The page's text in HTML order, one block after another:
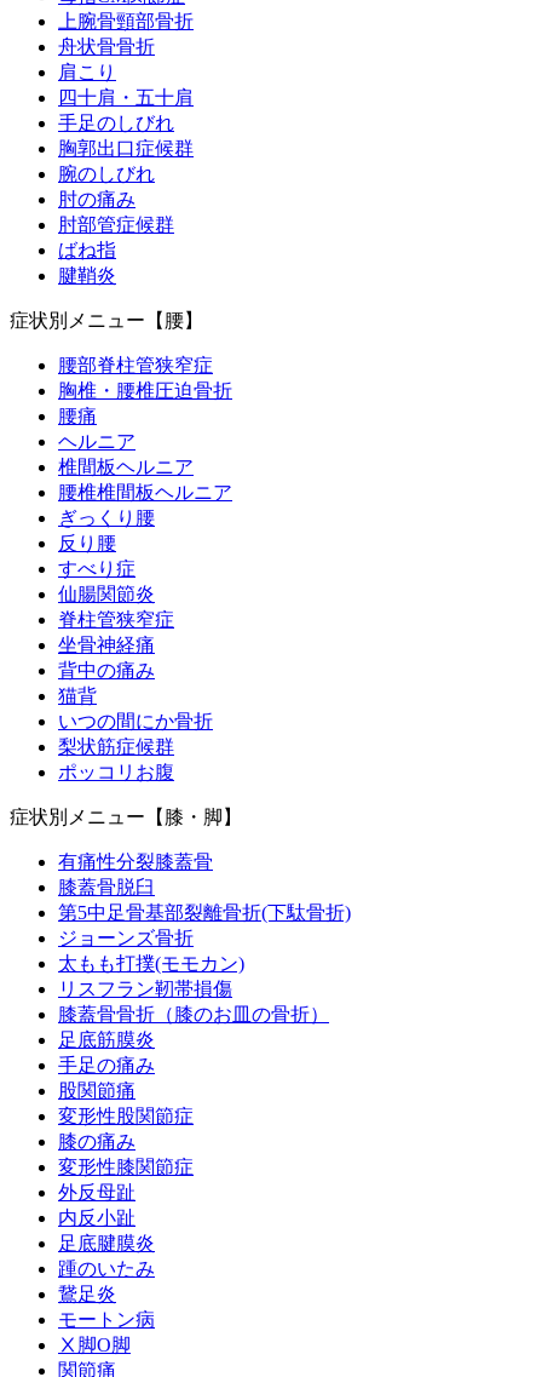
上腕骨頸部骨折
舟状骨骨折
肩こり
四十肩・五十肩
手足のしびれ
胸郭出口症候群
腕のしびれ
肘の痛み
肘部管症候群
ばね指
腱鞘炎
症状別メニュー【腰】
腰部脊柱管狭窄症
胸椎・腰椎圧迫骨折
腰痛
ヘルニア
椎間板ヘルニア
腰椎椎間板ヘルニア
ぎっくり腰
反り腰
すべり症
仙腸関節炎
脊柱管狭窄症
坐骨神経痛
背中の痛み
猫背
いつの間にか骨折
梨状筋症候群
ポッコリお腹
症状別メニュー【膝・脚】
有痛性分裂膝蓋骨
膝蓋骨脱臼
第5中足骨基部裂離骨折(下駄骨折)
ジョーンズ骨折
太もも打撲(モモカン)
リスフラン靭帯損傷
膝蓋骨骨折（膝のお皿の骨折）
足底筋膜炎
手足の痛み
股関節痛
変形性股関節症
膝の痛み
変形性膝関節症
外反母趾
内反小趾
足底腱膜炎
踵のいたみ
鵞足炎
モートン病
Ⅹ脚O脚
関節痛